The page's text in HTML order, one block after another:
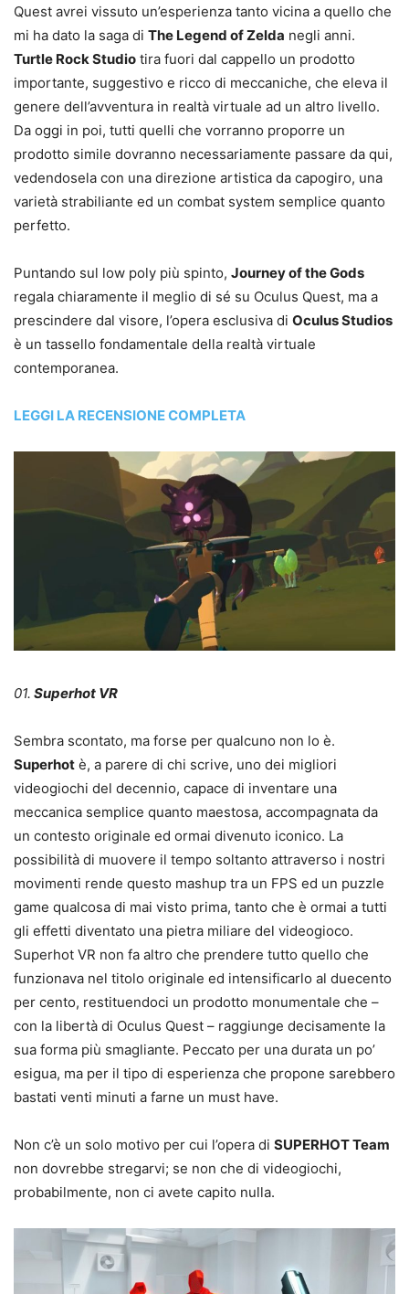
Quest avrei vissuto un’esperienza tanto vicina a quello che
mi ha dato la saga di The Legend of Zelda negli anni.
Turtle Rock Studio tira fuori dal cappello un prodotto
importante, suggestivo e ricco di meccaniche, che eleva il
genere dell’avventura in realtà virtuale ad un altro livello.
Da oggi in poi, tutti quelli che vorranno proporre un
prodotto simile dovranno necessariamente passare da qui,
vedendosela con una direzione artistica da capogiro, una
varietà strabiliante ed un combat system semplice quanto
perfetto.
Puntando sul low poly più spinto, Journey of the Gods
regala chiaramente il meglio di sé su Oculus Quest, ma a
prescindere dal visore, l’opera esclusiva di Oculus Studios
è un tassello fondamentale della realtà virtuale
contemporanea.
LEGGI LA RECENSIONE COMPLETA
01. Superhot VR
Sembra scontato, ma forse per qualcuno non lo è.
Superhot è, a parere di chi scrive, uno dei migliori
videogiochi del decennio, capace di inventare una
meccanica semplice quanto maestosa, accompagnata da
un contesto originale ed ormai divenuto iconico. La
possibilità di muovere il tempo soltanto attraverso i nostri
movimenti rende questo mashup tra un FPS ed un puzzle
game qualcosa di mai visto prima, tanto che è ormai a tutti
gli effetti diventato una pietra miliare del videogioco.
Superhot VR non fa altro che prendere tutto quello che
funzionava nel titolo originale ed intensificarlo al duecento
per cento, restituendoci un prodotto monumentale che –
con la libertà di Oculus Quest – raggiunge decisamente la
sua forma più smagliante. Peccato per una durata un po’
esigua, ma per il tipo di esperienza che propone sarebbero
bastati venti minuti a farne un must have.
Non c’è un solo motivo per cui l’opera di SUPERHOT Team
non dovrebbe stregarvi; se non che di videogiochi,
probabilmente, non ci avete capito nulla.